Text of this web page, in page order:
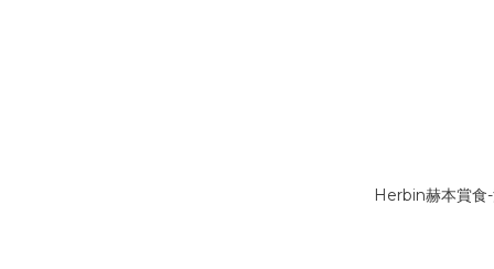
Herbin赫本賞食